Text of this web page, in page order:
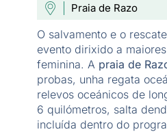
Praia de Razo
O salvamento e o
evento dirixido a
feminina. A praia de
probas, unha regata
relevos oceánicos de
6 quilómetros, salta
incluída dentro do